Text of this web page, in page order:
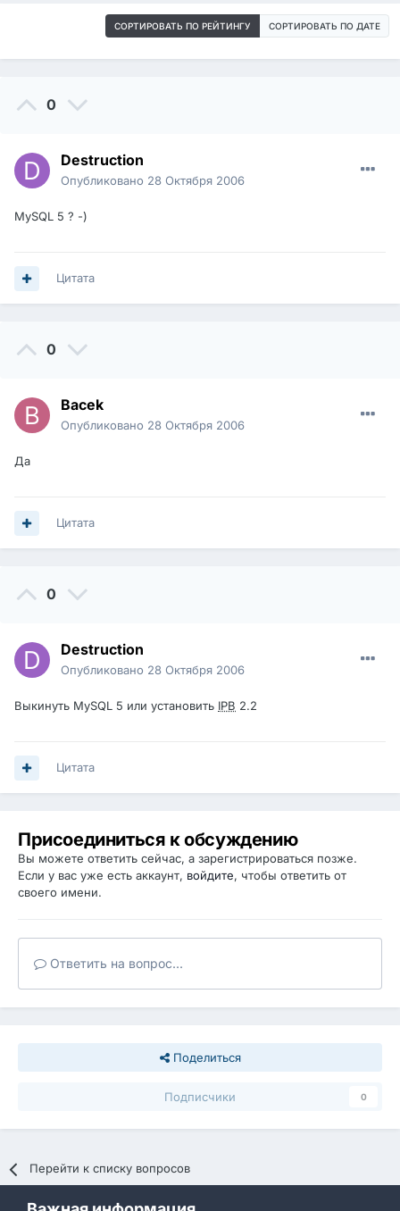
СОРТИРОВАТЬ ПО РЕЙТИНГУ СОРТИРОВАТЬ ПО ДАТЕ
0
Destruction
Опубликовано 28 Октября 2006
MySQL 5 ? -)
Цитата
0
Bacek
Опубликовано 28 Октября 2006
Да
Цитата
0
Destruction
Опубликовано 28 Октября 2006
Выкинуть MySQL 5 или установить IPB 2.2
Цитата
Присоединиться к обсуждению
Вы можете ответить сейчас, а зарегистрироваться позже.
Если у вас уже есть аккаунт, войдите, чтобы ответить от
своего имени.
Ответить на вопрос...
Поделиться
Подписчики 0
Перейти к списку вопросов